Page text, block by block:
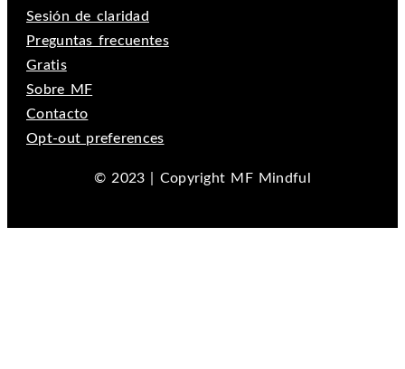
Sesión de claridad
Preguntas frecuentes
Gratis
Sobre MF
Contacto
Opt-out preferences
© 2023 | Copyright MF Mindful